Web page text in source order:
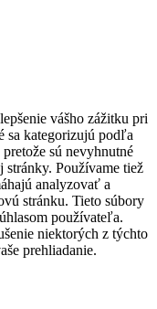
vášho zážitku pri
sa kategorizujú podľa
sú nevyhnutné
Používame tiež
analyzovať a
stránku. Tieto súbory
používateľa.
niektorých z týchto
prehliadanie.